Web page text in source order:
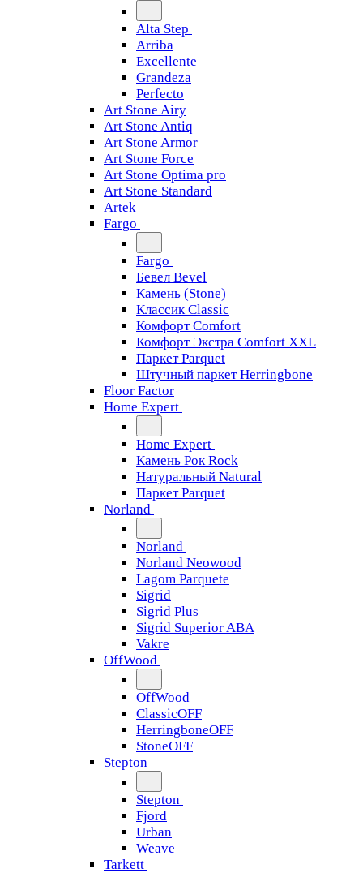
Alta Step
Arriba
Excellente
Grandeza
Perfecto
Art Stone Airy
Art Stone Antiq
Art Stone Armor
Art Stone Force
Art Stone Optima pro
Art Stone Standard
Artek
Fargo
Fargo
Бевел Bevel
Камень (Stone)
Классик Classic
Комфорт Comfort
Комфорт Экстра Comfort XXL
Паркет Parquet
Штучный паркет Herringbone
Floor Factor
Home Expert
Home Expert
Камень Рок Rock
Натуральный Natural
Паркет Parquet
Norland
Norland
Norland Neowood
Lagom Parquete
Sigrid
Sigrid Plus
Sigrid Superior ABA
Vakre
OffWood
OffWood
ClassicOFF
HerringboneOFF
StoneOFF
Stepton
Stepton
Fjord
Urban
Weave
Tarkett